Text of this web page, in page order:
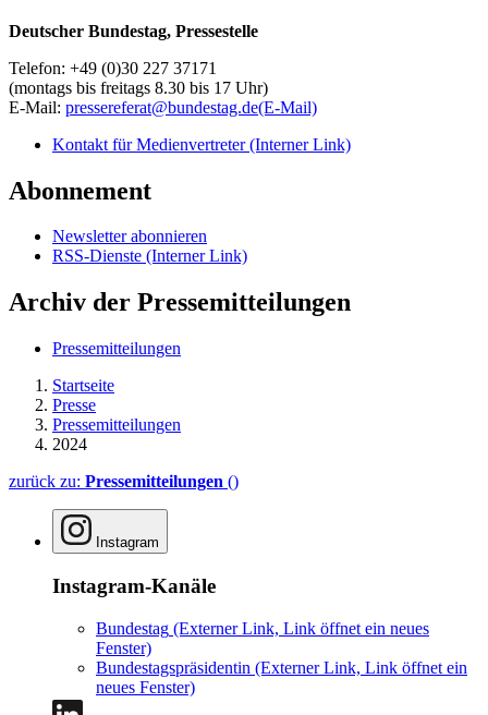
Deutscher Bundestag, Pressestelle
Telefon: +49 (0)30 227 37171
(montags bis freitags 8.30 bis 17 Uhr)
E-Mail: pressereferat@bundestag.de(E-Mail)
Kontakt für Medienvertreter(Interner Link)
Abonnement
Newsletter abonnieren
RSS-Dienste (Interner Link)
Archiv der Pressemitteilungen
Pressemitteilungen
Startseite
Presse
Pressemitteilungen
2024
zurück zu: Pressemitteilungen ()
Instagram
Instagram-Kanäle
Bundestag (Externer Link, Link öffnet ein neues
Fenster)
Bundestagspräsidentin (Externer Link, Link öffnet ein
neues Fenster)